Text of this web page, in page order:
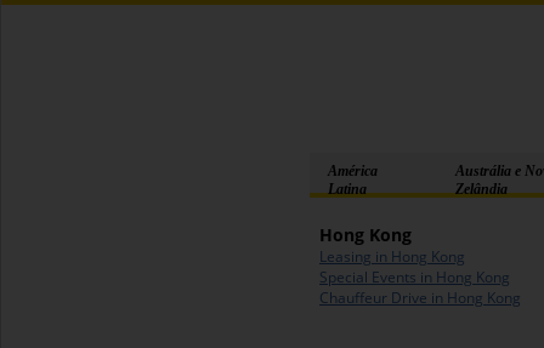
América
Latina
Austrália e
Zelândia
Hong Kong
Leasing in Hong Kong
Special Events in Hong Kong
Chauffeur Drive in Hong Kong